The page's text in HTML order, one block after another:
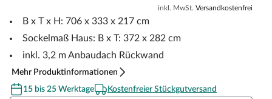
inkl. MwSt. Versandkostenfrei
B x T x H: 706 x 333 x 217 cm
Sockelmaß Haus: B x T: 372 x 282 cm
inkl. 3,2 m Anbaudach Rückwand
Mehr Produktinformationen
15 bis 25 Werktage
Kostenfreier Stückgutversand